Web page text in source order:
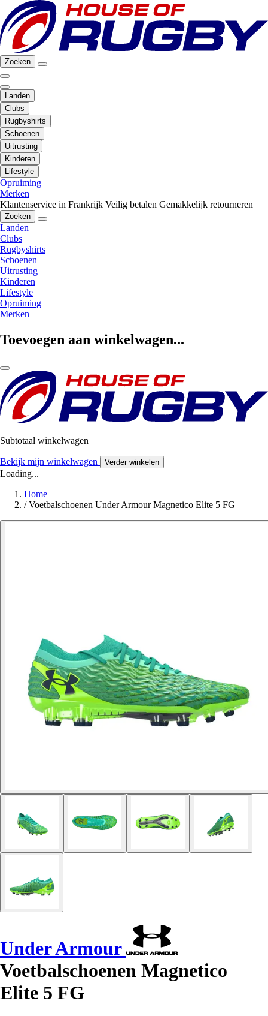
Zoeken
Landen
Clubs
Rugbyshirts
Schoenen
Uitrusting
Kinderen
Lifestyle
Opruiming
Merken
Klantenservice in Frankrijk Veilig betalen Gemakkelijk retourneren
Zoeken
Landen
Clubs
Rugbyshirts
Schoenen
Uitrusting
Kinderen
Lifestyle
Opruiming
Merken
Toevoegen aan winkelwagen...
Subtotaal winkelwagen
Bekijk mijn winkelwagen Verder winkelen
Loading...
Home
/ Voetbalschoenen Under Armour Magnetico Elite 5 FG
Under Armour
Voetbalschoenen Magnetico
Elite 5 FG